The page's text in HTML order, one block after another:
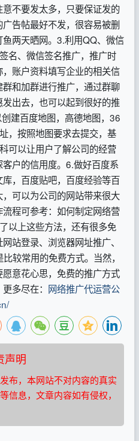
不要发太多，只要保证发的
告帖最好不发，很容易被删
两天晒网。3.利用QQ、微信
名、微信签名推广，推广时
账户资料填写企业的相关信
和加群进行推广，通过群聊
出去，也可以起到很好的推
建百度地图，高德地图，36
，按照地图要求去提交，基
可以让用户了解公司的经营
户的信用度。6.做好百度系
，百度贴吧，百度经验等百
可以为公司的网站带来很大
程可参考：如何制定网络营
以上这些方法，还有很多免
站登录、浏览器网址推广、
较常用的免费方式。当然，
意花心思，免费的推广方式
多尽在： 网络推广代运营公
声明
布，本网站不对内容的真实
信息，文章内容如有侵权，